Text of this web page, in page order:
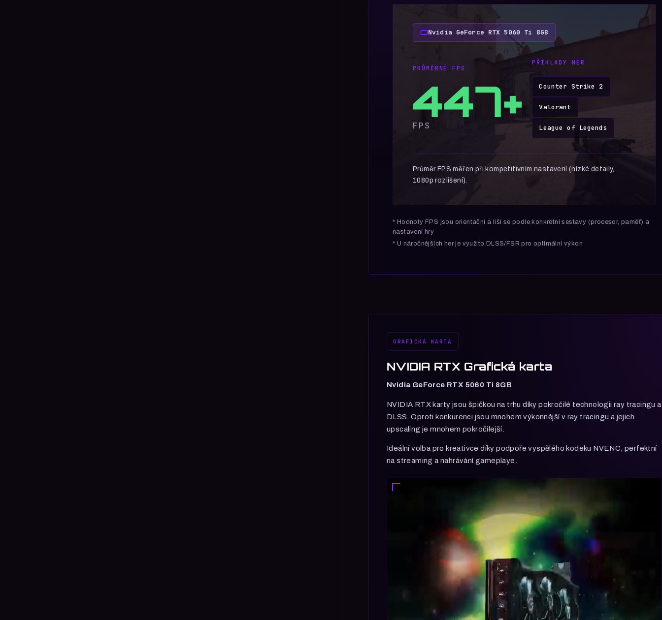
Nvidia GeForce RTX 5060 Ti 8GB
PRŮMĚRNÉ FPS
447+
FPS
PŘÍKLADY HER
Counter Strike 2
Valorant
League of Legends
Průměr FPS měřen při kompetitivním nastavení (nízké detaily,
1080p rozlišení).
* Hodnoty FPS jsou orientační a liší se podle konkrétní sestavy (procesor, paměť) a
nastavení hry
* U náročnějších her je využito DLSS/FSR pro optimální výkon
GRAFICKÁ KARTA
NVIDIA RTX Grafická karta
Nvidia GeForce RTX 5060 Ti 8GB
NVIDIA RTX karty jsou špičkou na trhu díky pokročilé technologii ray tracingu a
DLSS. Oproti konkurenci jsou mnohem výkonnější v ray tracingu a jejich
upscaling je mnohem pokročilejší.
Ideální volba pro kreativce díky podpoře vyspělého kodeku NVENC, perfektní
na streaming a nahrávání gameplaye.